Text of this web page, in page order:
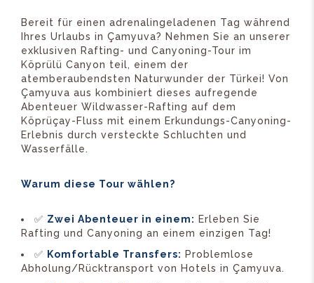
Bereit für einen adrenalingeladenen Tag während
Ihres Urlaubs in Çamyuva? Nehmen Sie an unserer
exklusiven Rafting- und Canyoning-Tour im
Köprülü Canyon teil, einem der
atemberaubendsten Naturwunder der Türkei! Von
Çamyuva aus kombiniert dieses aufregende
Abenteuer Wildwasser-Rafting auf dem
Köprüçay-Fluss mit einem Erkundungs-Canyoning-
Erlebnis durch versteckte Schluchten und
Wasserfälle.
Warum diese Tour wählen?
✅ Zwei Abenteuer in einem: Erleben Sie
Rafting und Canyoning an einem einzigen Tag!
✅ Komfortable Transfers: Problemlose
Abholung/Rücktransport von Hotels in Çamyuva.